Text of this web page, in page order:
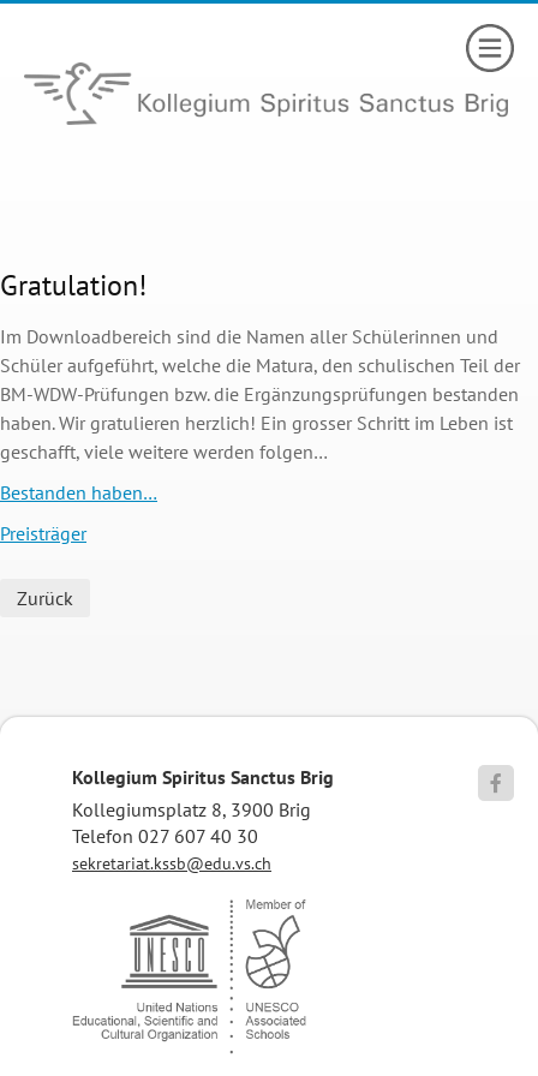
Gratulation!
Im Downloadbereich sind die Namen aller Schülerinnen und
Schüler aufgeführt, welche die Matura, den schulischen Teil der
BM-WDW-Prüfungen bzw. die Ergänzungsprüfungen bestanden
haben. Wir gratulieren herzlich! Ein grosser Schritt im Leben ist
geschafft, viele weitere werden folgen…
Bestanden haben…
Preisträger
Zurück
Kollegium Spiritus Sanctus Brig
Kollegiumsplatz 8, 3900 Brig
Telefon 027 607 40 30
sekretariat.kssb@edu.vs.ch
